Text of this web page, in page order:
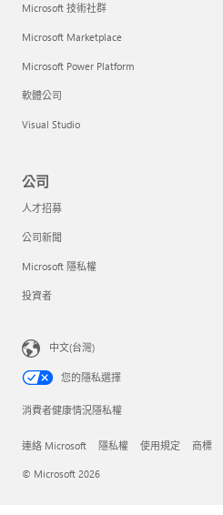
Microsoft 技術社群
Microsoft Marketplace
Microsoft Power Platform
軟體公司
Visual Studio
公司
人才招募
公司新聞
Microsoft 隱私權
投資者
中文(台灣)
您的隱私選擇
消費者健康情況隱私權
連絡 Microsoft 隱私權 使用規定 商標
© Microsoft 2026